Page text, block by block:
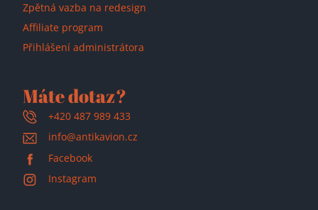
Zpětná vazba na redesign
Affiliate program
Přihlášení administrátora
Máte dotaz?
+420 487 989 433
info@antikavion.cz
Facebook
Instagram